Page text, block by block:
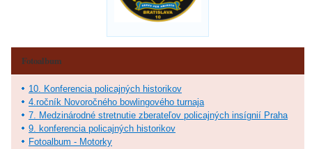
Fotoalbum
10. Konferencia policajných historikov
4.ročník Novoročného bowlingového turnaja
7. Medzinárodné stretnutie zberateľov policajných insígnií Praha
9. konferencia policajných historikov
Fotoalbum - Motorky